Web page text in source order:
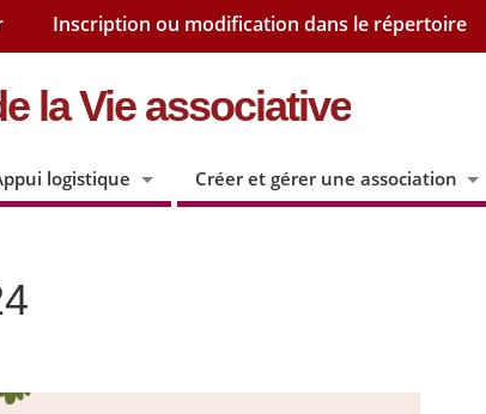
Inscription ou modification dans le répertoire
la Vie associative
logistique Créer et gérer une association